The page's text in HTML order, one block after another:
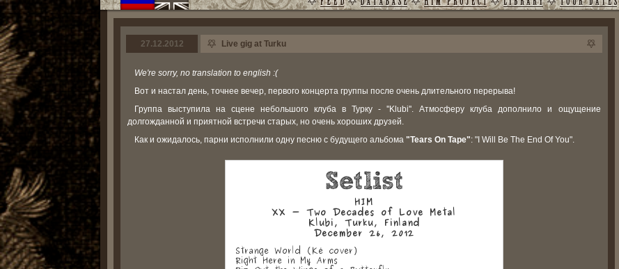
27.12.2012 Live gig at Turku
We're sorry, no translation to english :(
Вот и наcтал день, точнее вечер, первого концерта группы после очень длительного перерыва!
Группа выступила на сцене небольшого клуба в Турку - ''Klubi''. Атмосферу клуба дополнило и ощущение
долгожданной и приятной встречи старых, но очень хороших друзей.
Как и ожидалось, парни исполнили одну песню с будущего альбома "Tears On Tape": "I Will Be The End Of You".